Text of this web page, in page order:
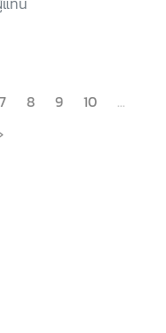
7 8 9 10
...
›